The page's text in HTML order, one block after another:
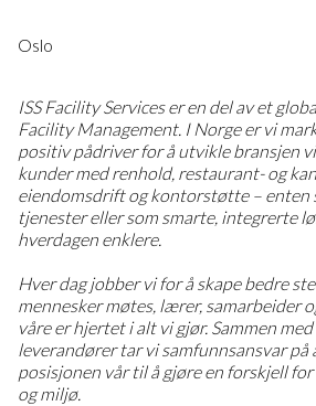
Oslo
ISS Facility Services er en del av et
Facility Management. I Norge er vi
positiv pådriver for å utvikle bransjen
kunder med renhold, restaurant- og
eiendomsdrift og kontorstøtte – enten
tjenester eller som smarte, integrerte
hverdagen enklere.
Hver dag jobber vi for å skape bedre
mennesker møtes, lærer, samarbeider
våre er hjertet i alt vi gjør. Sammen
leverandører tar vi samfunnsansvar på
posisjonen vår til å gjøre en forskjell
og miljø.